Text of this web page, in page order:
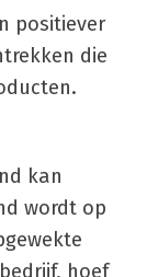
positiever
die
kan
wordt op
hoef